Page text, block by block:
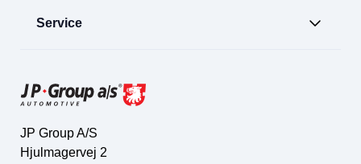
Service
JP Group A/S
Hjulmagervej 2